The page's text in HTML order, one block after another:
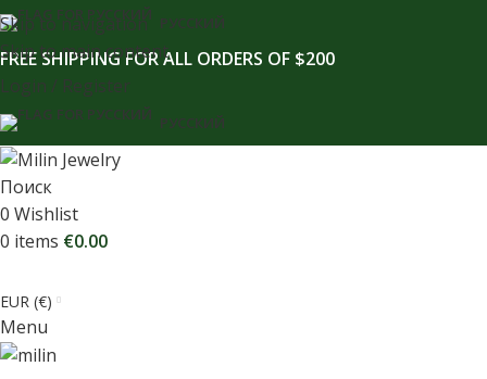
содержимому
Skip to navigation
Skip to main content
РУССКИЙ
FREE SHIPPING FOR ALL ORDERS OF $200
Login / Register
РУССКИЙ
Поиск
0 Wishlist
0 items €0.00
EUR (€)
Menu